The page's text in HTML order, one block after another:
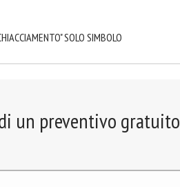
SOLO SIMBOLO
un preventivo gratuito